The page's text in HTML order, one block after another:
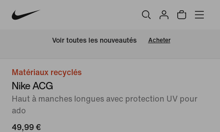
Voir toutes les nouveautés Acheter
Matériaux recyclés
Nike ACG
Haut à manches longues avec protection UV pour
ado
49,99 €